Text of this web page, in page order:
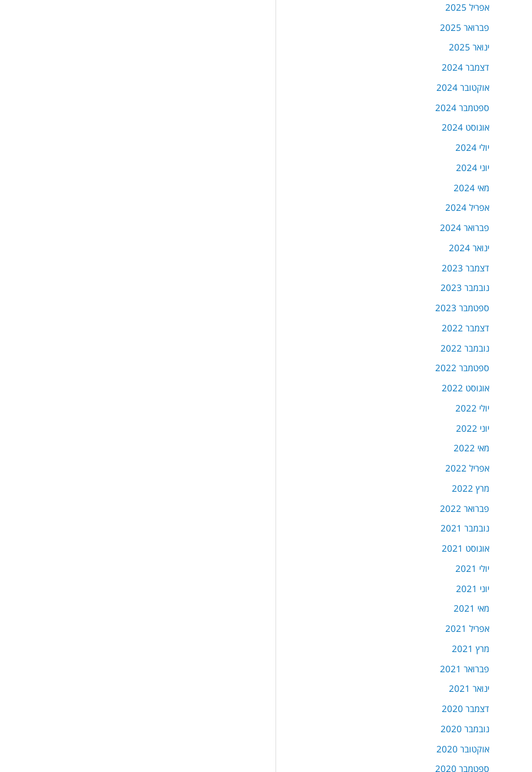
אפריל 2025
פברואר 2025
ינואר 2025
דצמבר 2024
אוקטובר 2024
ספטמבר 2024
אוגוסט 2024
יולי 2024
יוני 2024
מאי 2024
אפריל 2024
פברואר 2024
ינואר 2024
דצמבר 2023
נובמבר 2023
ספטמבר 2023
דצמבר 2022
נובמבר 2022
ספטמבר 2022
אוגוסט 2022
יולי 2022
יוני 2022
מאי 2022
אפריל 2022
מרץ 2022
פברואר 2022
נובמבר 2021
אוגוסט 2021
יולי 2021
יוני 2021
מאי 2021
אפריל 2021
מרץ 2021
פברואר 2021
ינואר 2021
דצמבר 2020
נובמבר 2020
אוקטובר 2020
ספטמבר 2020